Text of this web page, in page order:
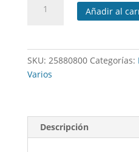
plana
Añadir al
SKU: 25880800 Categorías:
Varios
Descripción